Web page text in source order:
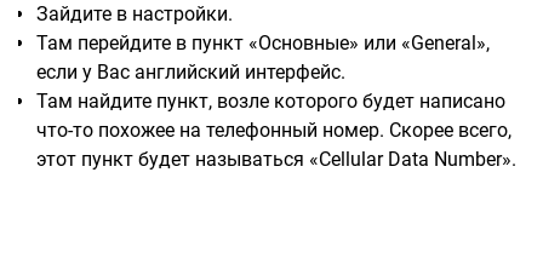
Зайдите в настройки.
Там перейдите в пункт «Основные» или «General»,
если у Вас английский интерфейс.
Там найдите пункт, возле которого будет написано
что-то похожее на телефонный номер. Скорее всего,
этот пункт будет называться «Cellular Data Number».